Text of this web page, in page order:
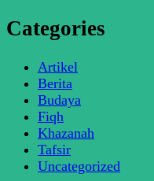
Categories
Artikel
Berita
Budaya
Fiqh
Khazanah
Tafsir
Uncategorized